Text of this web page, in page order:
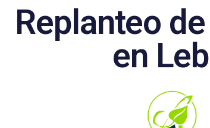
Replanteo
en